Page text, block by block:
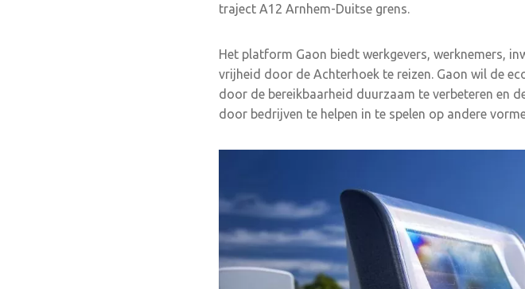
traject A12 Arnhem-Duitse grens.
Het platform Gaon biedt werkgevers, werknemers,
vrijheid door de Achterhoek te reizen. Gaon wil de
door de bereikbaarheid duurzaam te verbeteren en
door bedrijven te helpen in te spelen op andere